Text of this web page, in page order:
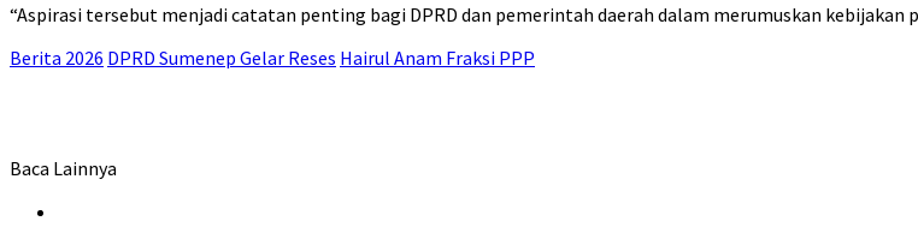
“Aspirasi tersebut menjadi catatan penting bagi DPRD dan pemerintah daerah dalam merumuskan kebijakan
Berita 2026 DPRD Sumenep Gelar Reses Hairul Anam Fraksi PPP
Baca Lainnya